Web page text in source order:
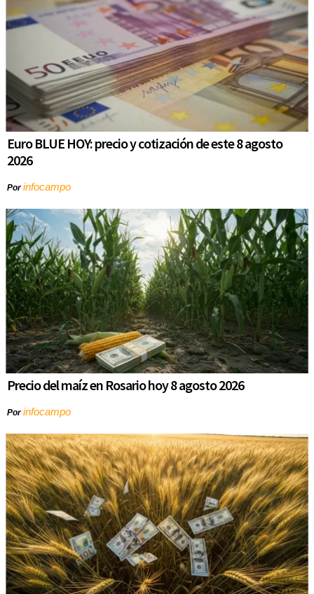
Euro BLUE HOY: precio y cotización de este 8 agosto
2026
Porinfocampo
Precio del maíz en Rosario hoy 8 agosto 2026
Porinfocampo